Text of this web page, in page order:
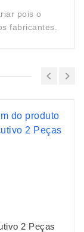
pois o
fabricantes.
2 Peças